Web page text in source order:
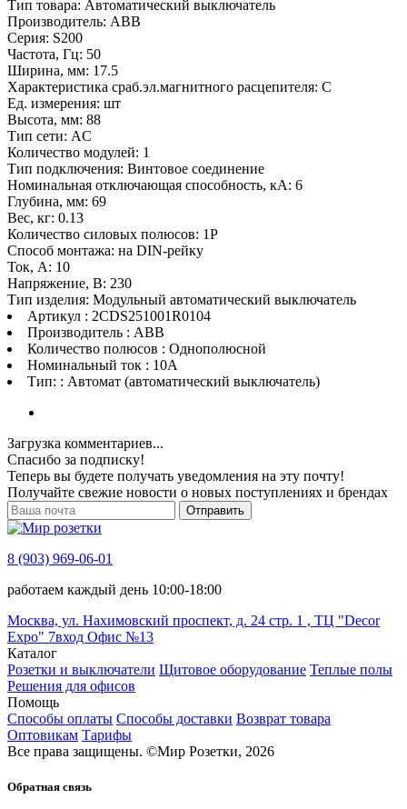
Тип товара: Автоматический выключатель
Производитель: ABB
Серия: S200
Частота, Гц: 50
Ширина, мм: 17.5
Характеристика сраб.эл.магнитного расцепителя: C
Ед. измерения: шт
Высота, мм: 88
Тип сети: AC
Количество модулей: 1
Тип подключения: Винтовое соединение
Номинальная отключающая способность, кA: 6
Глубина, мм: 69
Вес, кг: 0.13
Количество силовых полюсов: 1P
Способ монтажа: на DIN-рейку
Ток, А: 10
Напряжение, В: 230
Тип изделия: Модульный автоматический выключатель
Артикул : 2CDS251001R0104
Производитель : ABB
Количество полюсов : Однополюсной
Номинальный ток : 10A
Тип: : Автомат (автоматический выключатель)
Загрузка комментариев...
Спасибо за подписку!
Теперь вы будете получать уведомления на эту почту!
Получайте свежие новости о новых поступлениях и брендах
Отправить
8 (903) 969-06-01
работаем каждый день 10:00-18:00
Москва, ул. Нахимовский проспект, д. 24 стр. 1 , ТЦ "Decor
Expo" 7вход Офис №13
Каталог
Розетки и выключатели Щитовое оборудование Теплые полы
Решения для офисов
Помощь
Способы оплаты Способы доставки Возврат товара
Оптовикам Тарифы
Все права защищены. ©Мир Розетки, 2026
Обратная связь